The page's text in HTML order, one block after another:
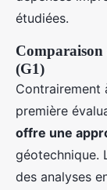
étudiées.
Comparaison
(G1)
Contrairement
première
offre une
géotechnique.
des analyses